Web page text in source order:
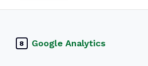
8 Google Analytics